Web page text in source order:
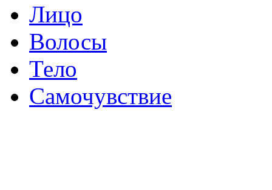
Лицо
Волосы
Тело
Самочувствие